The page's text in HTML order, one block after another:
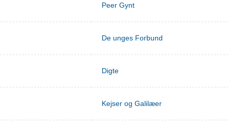
Peer Gynt
De unges Forbund
Digte
Kejser og Galilæer